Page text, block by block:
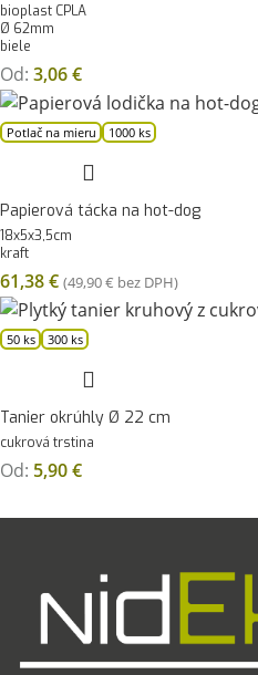
bioplast CPLA
Ø 62mm
biele
Od: 3,06€
Potlač na mieru 1000 ks
Papierová tácka na hot-dog
18x5x3,5cm
kraft
61,38€ (49,90€ bez DPH)
50 ks 300 ks
Tanier okrúhly Ø 22 cm
cukrová trstina
Od: 5,90€